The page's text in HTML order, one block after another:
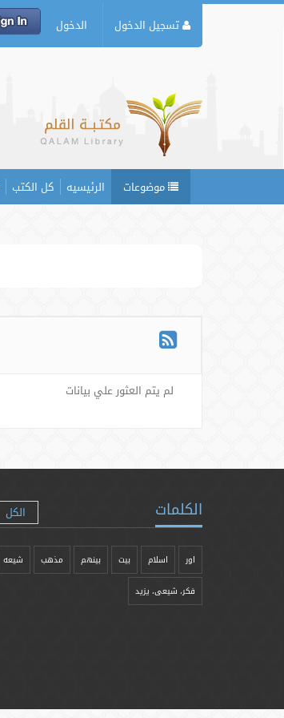
تسجيل الدخول الدخول
موضوعات الرئيسيه كل الكتب
لم يتم العثور علي بيانات
الكلمات الكل
اور اسلام بیت بينهم مذهب شيعه
فکر، شیعی، یزيد